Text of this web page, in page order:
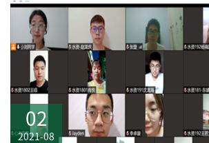
02
2021-08